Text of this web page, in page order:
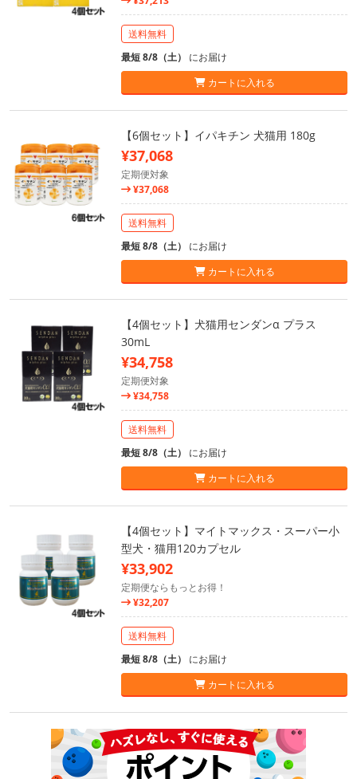
送料無料
最短 8/8（土） にお届け
カートに入れる
【6個セット】イパキチン 犬猫用 180g
¥37,068
定期便対象
¥37,068
送料無料
最短 8/8（土） にお届け
カートに入れる
【4個セット】犬猫用センダンα プラス
30mL
¥34,758
定期便対象
¥34,758
送料無料
最短 8/8（土） にお届け
カートに入れる
【4個セット】マイトマックス・スーパー小
型犬・猫用120カプセル
¥33,902
定期便ならもっとお得！
¥32,207
送料無料
最短 8/8（土） にお届け
カートに入れる